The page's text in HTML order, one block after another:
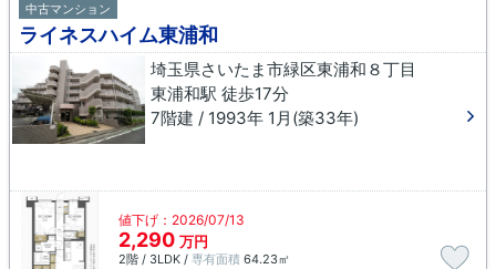
中古マンション
ライネスハイム東浦和
埼玉県さいたま市緑区東浦和８丁目
東浦和駅 徒歩17分
7階建 / 1993年 1月(築33年)
値下げ：2026/07/13
2,290 万円
2階 / 3LDK / 専有面積 64.23㎡